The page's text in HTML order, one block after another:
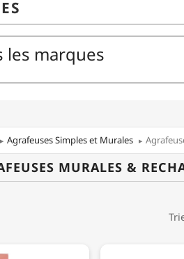
Agrafeuses Simples et Murales
MURALES &